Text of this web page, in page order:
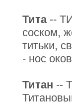
Тита--
соском,
титьки,
- нос
Титан --